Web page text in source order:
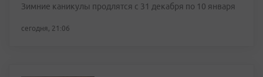
Зимние каникулы продлятся с 31 декабря по 10 января
сегодня, 21:06